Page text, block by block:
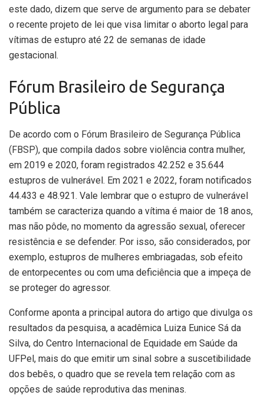
este dado, dizem que serve de argumento para se debater
o recente projeto de lei que visa limitar o aborto legal para
vítimas de estupro até 22 de semanas de idade
gestacional.
Fórum Brasileiro de Segurança
Pública
De acordo com o Fórum Brasileiro de Segurança Pública
(FBSP), que compila dados sobre violência contra mulher,
em 2019 e 2020, foram registrados 42.252 e 35.644
estupros de vulnerável. Em 2021 e 2022, foram notificados
44.433 e 48.921. Vale lembrar que o estupro de vulnerável
também se caracteriza quando a vítima é maior de 18 anos,
mas não pôde, no momento da agressão sexual, oferecer
resistência e se defender. Por isso, são considerados, por
exemplo, estupros de mulheres embriagadas, sob efeito
de entorpecentes ou com uma deficiência que a impeça de
se proteger do agressor.
Conforme aponta a principal autora do artigo que divulga os
resultados da pesquisa, a acadêmica Luiza Eunice Sá da
Silva, do Centro Internacional de Equidade em Saúde da
UFPel, mais do que emitir um sinal sobre a suscetibilidade
dos bebês, o quadro que se revela tem relação com as
opções de saúde reprodutiva das meninas.